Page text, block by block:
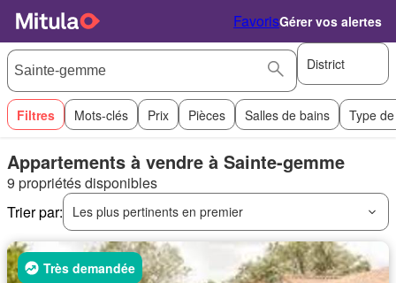
FavorisGérer vos alertes
District
Filtres Mots-clés Prix Pièces Salles de bains Type
Appartements à vendre à Sainte-gemme
9 propriétés disponibles
Trier par:
Les plus pertinents en premier
Très demandée